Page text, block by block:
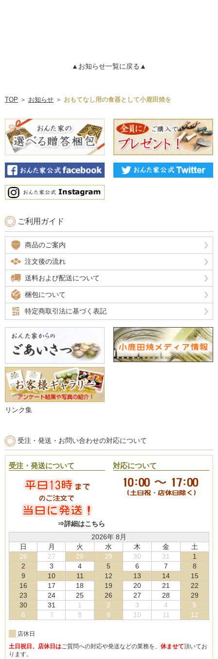
▲お知らせ一覧に戻る▲
TOP ＞ お知らせ ＞ おもてなし用の食器として小鹿田焼を
ご利用ガイド
商品のご案内
注文後の流れ
送料および配送について
梱包について
特定商取引法に基づく表記
リンク集
受注・発送・お問い合わせの対応について
受注・発送について
⇒詳細はこちら
対応について
2026年 8月
日
月 火 水 木 金
土
26
27 28 29 30 31
1
2
3 4 5 6 7
8
9
10 11 12 13 14
15
16
17 18 19 20 21
22
23
24 25 26 27 28
29
30
31 1 2 3 4
5
6
7 8 9 10 11 12
店休日
土日祝日、店休日はご質問への対応や発送などの業務を、 休ませて頂いてお
ります。